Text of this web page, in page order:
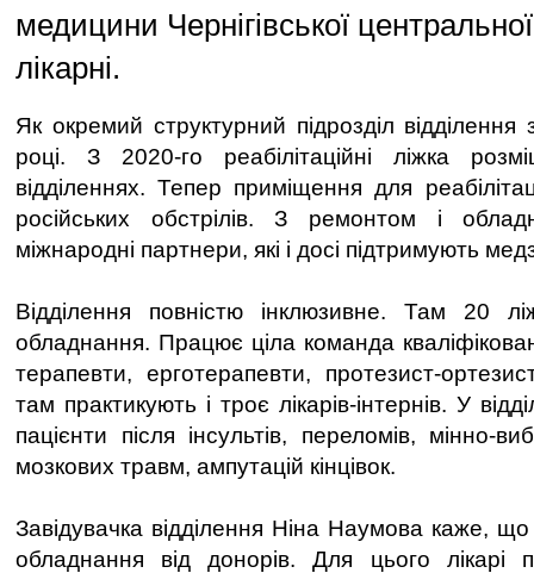
медицини Чернігівської
лікарні.
Як окремий структурний підрозділ
році. З 2020-го реабілітаційні ліжка
відділеннях. Тепер приміщення для
російських обстрілів. З ремонтом і
міжнародні партнери, які і досі підтримують
Відділення повністю інклюзивне. Там 20
обладнання. Працює ціла команда
терапевти, ерготерапевти, протезист-
там практикують і троє лікарів-інтернів. У
пацієнти після інсультів, переломів, мінно-
мозкових травм, ампутацій кінцівок.
Завідувачка відділення Ніна Наумова каже,
обладнання від донорів. Для цього лікарі